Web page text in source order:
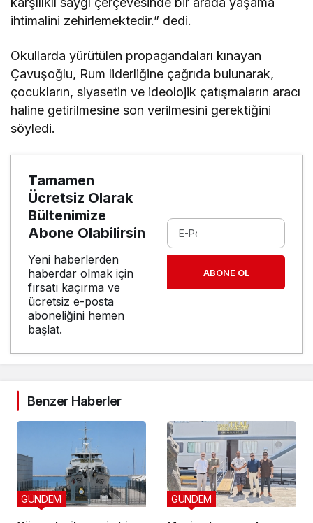
ihtimalini zehirlemektedir.” dedi.
Okullarda yürütülen propagandaları kınayan
Çavuşoğlu, Rum liderliğine çağrıda bulunarak,
çocukların, siyasetin ve ideolojik çatışmaların aracı
haline getirilmesine son verilmesini gerektiğini
söyledi.
Tamamen
Ücretsiz Olarak
Bültenimize
Abone Olabilirsin
Yeni haberlerden
haberdar olmak için
fırsatı kaçırma ve
ücretsiz e-posta
aboneliğini hemen
başlat.
ABONE OL
Benzer Haberler
GÜNDEM GÜNDEM